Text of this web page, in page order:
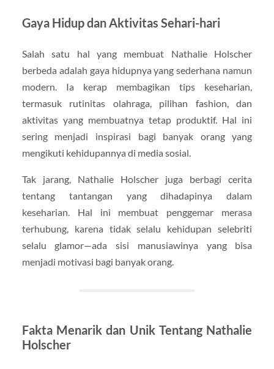
Gaya Hidup dan Aktivitas Sehari-hari
Salah satu hal yang membuat Nathalie Holscher
berbeda adalah gaya hidupnya yang sederhana namun
modern. Ia kerap membagikan tips keseharian,
termasuk rutinitas olahraga, pilihan fashion, dan
aktivitas yang membuatnya tetap produktif. Hal ini
sering menjadi inspirasi bagi banyak orang yang
mengikuti kehidupannya di media sosial.
Tak jarang, Nathalie Holscher juga berbagi cerita
tentang tantangan yang dihadapinya dalam
keseharian. Hal ini membuat penggemar merasa
terhubung, karena tidak selalu kehidupan selebriti
selalu glamor—ada sisi manusiawinya yang bisa
menjadi motivasi bagi banyak orang.
Fakta Menarik dan Unik Tentang Nathalie
Holscher